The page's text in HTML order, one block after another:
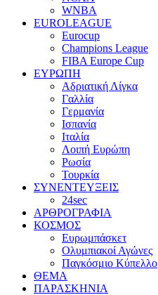
WNBA
ΕUROLEAGUE
Eurocup
Champions League
FIBA Europe Cup
ΕΥΡΩΠΗ
Αδριατική Λίγκα
Γαλλία
Γερμανία
Ισπανία
Ιταλία
Λοιπή Ευρώπη
Ρωσία
Τουρκία
ΣΥΝΕΝΤΕΥΞΕΙΣ
24sec
ΑΡΘΡΟΓΡΑΦΙΑ
ΚΟΣΜΟΣ
Ευρωμπάσκετ
Ολυμπιακοί Αγώνες
Παγκόσμιο Κύπελλο
ΘΕΜΑ
ΠΑΡΑΣΚΗΝΙΑ